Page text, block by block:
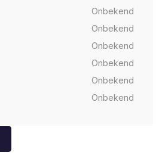
Onbekend
Onbekend
Onbekend
Onbekend
Onbekend
Onbekend